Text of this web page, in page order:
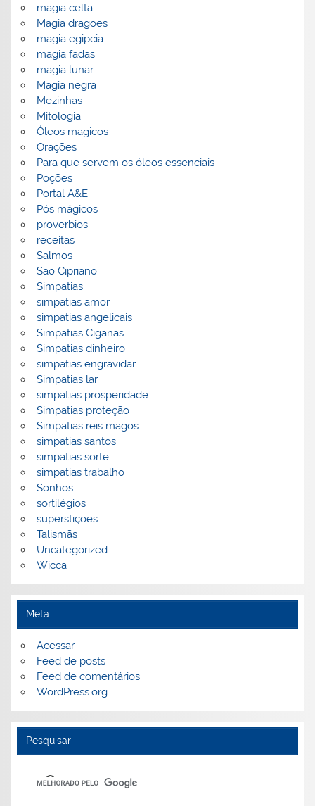
magia celta
Magia dragoes
magia egipcia
magia fadas
magia lunar
Magia negra
Mezinhas
Mitologia
Óleos magicos
Orações
Para que servem os óleos essenciais
Poções
Portal A&E
Pós mágicos
proverbios
receitas
Salmos
São Cipriano
Simpatias
simpatias amor
simpatias angelicais
Simpatias Ciganas
Simpatias dinheiro
simpatias engravidar
Simpatias lar
simpatias prosperidade
Simpatias proteção
Simpatias reis magos
simpatias santos
simpatias sorte
simpatias trabalho
Sonhos
sortilégios
superstições
Talismãs
Uncategorized
Wicca
Meta
Acessar
Feed de posts
Feed de comentários
WordPress.org
Pesquisar